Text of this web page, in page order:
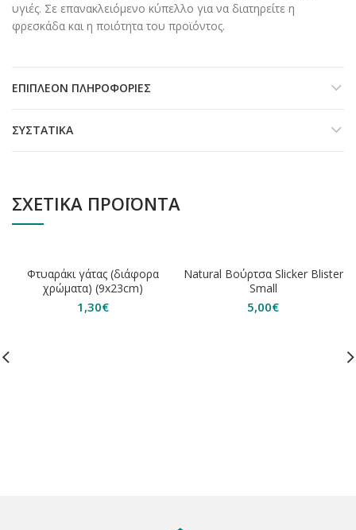
υγιές. Σε επανακλειόμενο κύπελλο για να διατηρείτε η
φρεσκάδα και η ποιότητα του προϊόντος.
ΕΠΙΠΛΈΟΝ ΠΛΗΡΟΦΟΡΊΕΣ
ΣΥΣΤΑΤΙΚΆ
ΣΧΕΤΙΚΆ ΠΡΟΪΌΝΤΑ
Φτυαράκι γάτας (διάφορα
χρώματα) (9x23cm)
1,30€
Natural Βούρτσα Slicker Blister
Small
5,00€